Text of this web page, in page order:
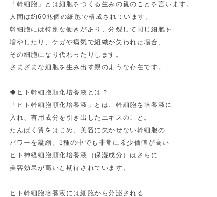
「幹細胞」とは細胞をつくる生みの親のことを言います。
人間は約60兆個の細胞で構成されています。
幹細胞には特別な働きがあり、分裂して同じ細胞を
増やしたり、ケガや病気で組織が失われた場合、
その細胞になり代わったりします。
さまざまな細胞を生み出す親のような存在です。
◆ヒト幹細胞順化培養液とは？
「ヒト幹細胞順化培養液」とは、幹細胞を培養液に
入れ、有用成分を引き出したエキスのこと。
たんぱく質をはじめ、美容に欠かせない幹細胞の
パワーを凝縮。3種の中でも非常に希少価値が高い
ヒト神経細胞順化培養液（保湿成分）はさらに
美容効果が高いと期待されています。
ヒト幹細胞培養液には細胞から分泌される